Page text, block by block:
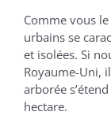
Comme vous
urbains se
et isolées. Si
Royaume-Uni,
arborée
hectare.